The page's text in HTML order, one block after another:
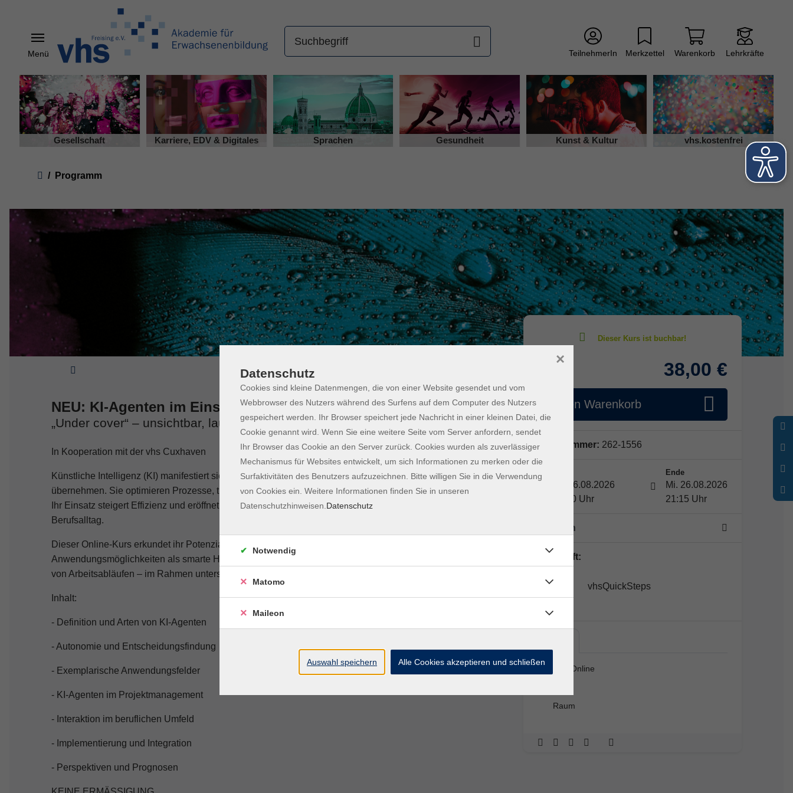
Menü TeilnehmerIn Merkzettel Warenkorb Lehrkräfte
Gesellschaft Karriere, EDV & Digitales Sprachen Gesundheit Kunst & Kultur vhs.kostenfrei
Programm
NEU: KI-Agenten im Einsatz - ONLINE
„Under cover“ – unsichtbar, lautlos und leistungsstark
In Kooperation mit der vhs Cuxhaven
Künstliche Intelligenz (KI) manifestiert sich in sogenannten Agenten, die eigenständig Aufgaben
übernehmen. Sie optimieren Prozesse, treffen datenbasierte Entscheidungen und interagieren autonom.
Ihr Einsatz steigert Effizienz und eröffnet Innovationen in Wirt­schaftsleben und persönlichem
Berufsalltag.
Dieser Online-Kurs erkundet ihr Potenzial, ihre Kernfunktionen und praktische
Anwendungsmöglichkeiten als smarte Helfer zur Lösung komplexer Probleme und für Nachhaltigkeit
von Arbeitsabläufen – im Rahmen unterschiedlichster Anforderungen.
Inhalt:
- Definition und Arten von KI-Agenten
- Autonomie und Entscheidungsfindung
- Exemplarische Anwendungsfelder
- KI-Agenten im Projektmanagement
- Interaktion im beruflichen Umfeld
- Implementierung und Integration
- Perspektiven und Prognosen
38,00 €
In den Warenkorb
Kursnummer: 262-1556
Mi. 26.08.2026
19:00 Uhr
Ende
Mi. 26.08.2026
21:15 Uhr
1 Termin
Lehrkraft:
vhsQuickSteps
Live Online
Raum
Datenschutz
Cookies sind kleine Datenmengen, die von einer Website gesendet und vom
Webbrowser des Nutzers während des Surfens auf dem Computer des Nutzers
gespeichert werden. Ihr Browser speichert jede Nachricht in einer kleinen Datei, die
Cookie genannt wird. Wenn Sie eine weitere Seite vom Server anfordern, sendet
Ihr Browser das Cookie an den Server zurück. Cookies wurden als zuverlässiger
Mechanismus für Websites entwickelt, um sich Informationen zu merken oder die
Surfaktivitäten des Benutzers aufzuzeichnen. Bitte willigen Sie in die Verwendung
von Cookies ein. Weitere Informationen finden Sie in unseren
Datenschutzhinweisen. Datenschutz
×
Notwendig
Matomo
Maileon
Auswahl speichern Alle Cookies akzeptieren und schließen